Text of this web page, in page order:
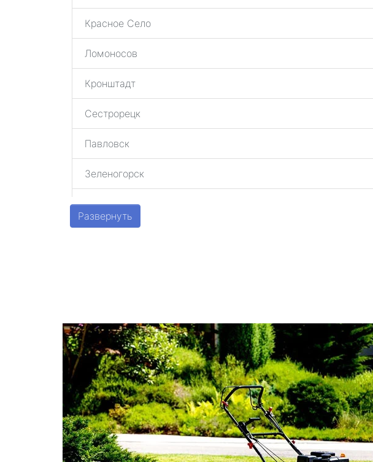
Красное Село
Ломоносов
Кронштадт
Сестрорецк
Павловск
Зеленогорск
Шушары
Песочный
Понтонный
Левашово
Лисий Нос
Репино
Развернуть